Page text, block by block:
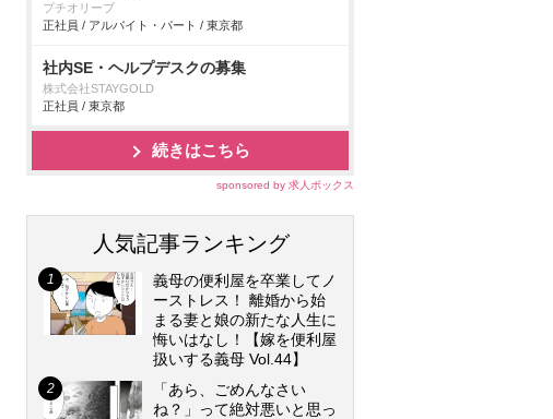
プチオリーブ
正社員 / アルバイト・パート / 東京都
社内SE・ヘルプデスクの募集
株式会社STAYGOLD
正社員 / 東京都
続きはこちら
sponsored by 求人ボックス
人気記事ランキング
義母の便利屋を卒業してノ
ーストレス！ 離婚から始
まる妻と娘の新たな人生に
悔いはなし！【嫁を便利屋
扱いする義母 Vol.44】
「あら、ごめんなさい
ね？」って絶対悪いと思っ